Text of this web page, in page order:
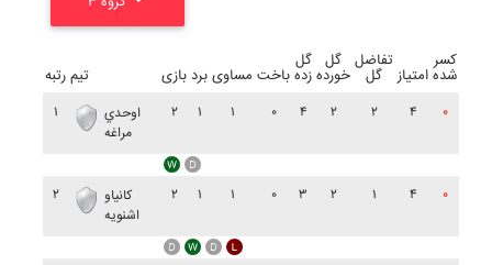
رتبه تیم بازی برد مساوی باخت
گل
زده
گل
خورده
تفاضل
گل امتیاز
کسر
شده
۱
اوحدي
مراغه
۲ ۱ ۱ ۰ ۴ ۲ ۲ ۴ ۰
۲
کانياو
اشنويه
۲ ۱ ۱ ۰ ۳ ۲ ۱ ۴ ۰